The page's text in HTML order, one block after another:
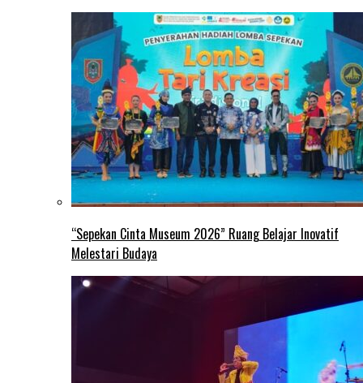
“Sepekan Cinta Museum 2026” Ruang Belajar Inovatif
Melestari Budaya